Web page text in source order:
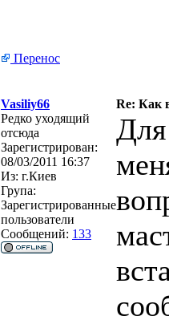
Перенос
Vasiliy66
Re: Как
Редко уходящий
отсюда
Зарегистрирован:
08/03/2011 16:37
Из: г.Киев
Група:
Зарегистрированные
пользователи
Сообщений: 133